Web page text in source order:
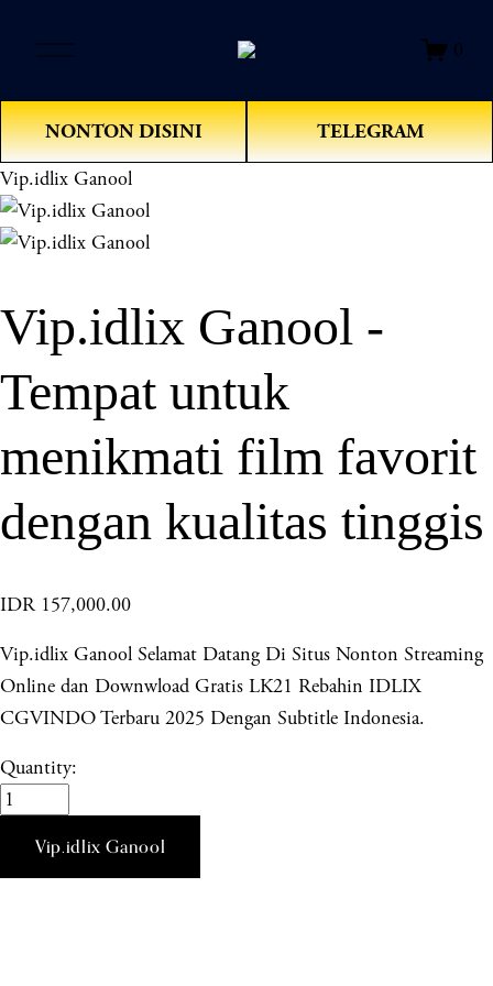
e
n
M
e
u
0
NONTON DISINI TELEGRAM
Vip.idlix Ganool
Vip.idlix Ganool -
Tempat untuk
menikmati film favorit
dengan kualitas tinggis
IDR 157,000.00
Vip.idlix Ganool Selamat Datang Di Situs Nonton Streaming
Online dan Downwload Gratis LK21 Rebahin IDLIX
CGVINDO Terbaru 2025 Dengan Subtitle Indonesia.
Quantity:
Vip.idlix Ganool